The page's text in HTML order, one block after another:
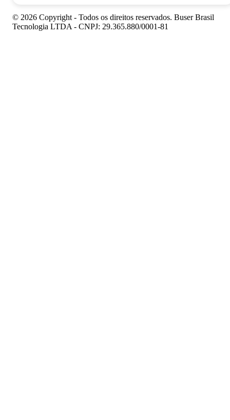
© 2026 Copyright - Todos os direitos reservados. Buser Brasil
Tecnologia LTDA - CNPJ: 29.365.880/0001-81